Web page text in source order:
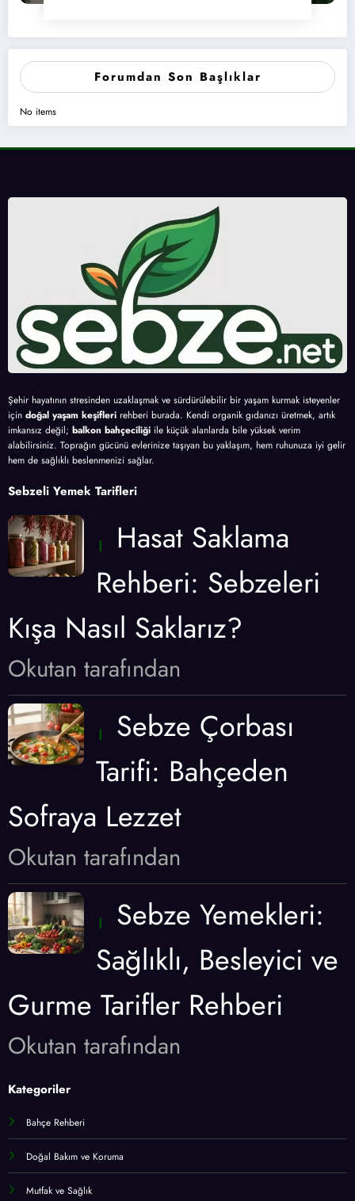
Forumdan Son Başlıklar
No items
Şehir hayatının stresinden uzaklaşmak ve sürdürülebilir bir yaşam kurmak isteyenler
için doğal yaşam keşifleri rehberi burada. Kendi organik gıdanızı üretmek, artık
imkansız değil; balkon bahçeciliği ile küçük alanlarda bile yüksek verim
alabilirsiniz. Toprağın gücünü evlerinize taşıyan bu yaklaşım, hem ruhunuza iyi gelir
hem de sağlıklı beslenmenizi sağlar.
Sebzeli Yemek Tarifleri
Hasat Saklama
Rehberi: Sebzeleri
Kışa Nasıl Saklarız?
Okutan tarafından
Sebze Çorbası
Tarifi: Bahçeden
Sofraya Lezzet
Okutan tarafından
Sebze Yemekleri:
Sağlıklı, Besleyici ve
Gurme Tarifler Rehberi
Okutan tarafından
Kategoriler
Bahçe Rehberi
Doğal Bakım ve Koruma
Mutfak ve Sağlık